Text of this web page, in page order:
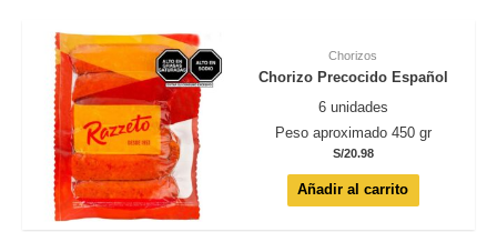
Chorizos
Chorizo Precocido Español
6 unidades
Peso aproximado 450 gr
S/20.98
Añadir al carrito